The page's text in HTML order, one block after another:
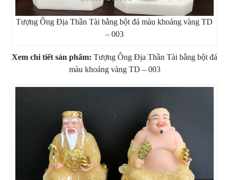
Tượng Ông Địa Thần Tài bằng bột đá màu khoáng vàng TD
– 003
Xem chi tiết sản phẩm: Tượng Ông Địa Thần Tài bằng bột đá
màu khoáng vàng TD – 003